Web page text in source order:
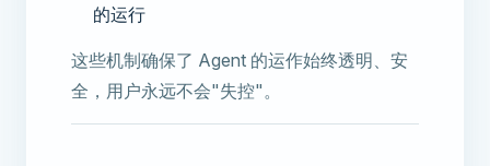
的运行
这些机制确保了 Agent 的运作始终透明、安
全，用户永远不会"失控"。